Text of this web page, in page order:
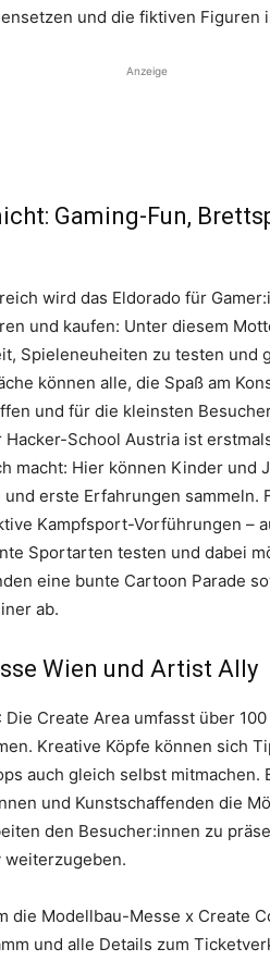
und die fiktiven Figuren
Anzeige
Gaming-Fun,
wird das Eldorado für
und kaufen: Unter diesem
Spieleneuheiten zu testen und
können alle, die Spaß am
und für die kleinsten
School Austria ist
macht: Hier können Kinder und
erste Erfahrungen
Kampfsport-Vorführungen –
Sportarten testen und dabei
eine bunte Cartoon Parade
ab.
Wien und Artist Ally
Create Area umfasst über
Kreative Köpfe können sich
auch gleich selbst
und Kunstschaffenden die
den Besucher:innen zu
weiterzugeben.
die Modellbau-Messe x Create
und alle Details zum